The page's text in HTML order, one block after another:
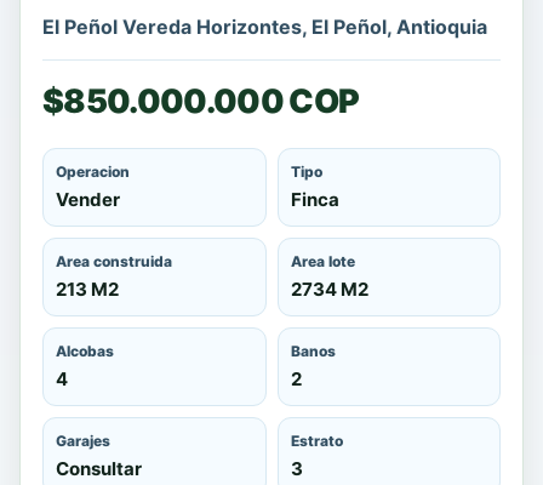
El Peñol Vereda Horizontes, El Peñol, Antioquia
$850.000.000 COP
Operacion
Vender
Tipo
Finca
Area construida
213 M2
Area lote
2734 M2
Alcobas
4
Banos
2
Garajes
Consultar
Estrato
3